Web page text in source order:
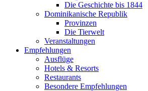
Die Geschichte bis 1844
Dominikanische Republik
Provinzen
Die Tierwelt
Veranstaltungen
Empfehlungen
Ausflüge
Hotels & Resorts
Restaurants
Besondere Empfehlungen